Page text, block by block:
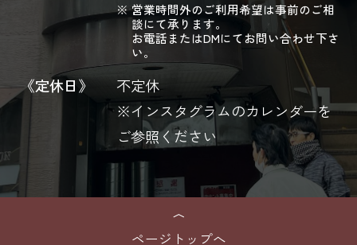
営業時間外のご利用希望は事前のご相
談にて承ります。
お電話またはDMにてお問い合わせ下さ
い。
《定休日》
不定休
※インスタグラムのカレンダーを
ご参照ください
ページトップへ